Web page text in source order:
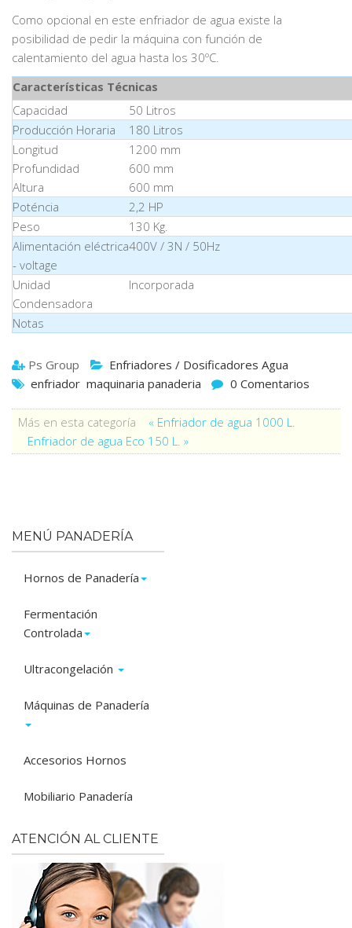
Como opcional en este enfriador de agua existe la
posibilidad de pedir la máquina con función de
calentamiento del agua hasta los 30ºC.
Características Técnicas
Capacidad
50 Litros
Producción Horaria
180 Litros
Longitud
Profundidad
Altura
1200 mm
600 mm
600 mm
Poténcia
2,2 HP
Peso
130 Kg.
Alimentación eléctrica
- voltage
400V / 3N / 50Hz
Unidad
Condensadora
Incorporada
Notas
Ps Group
Enfriadores / Dosificadores Agua
enfriador maquinaria panaderia 0 Comentarios
Más en esta categoría
« Enfriador de agua 1000 L.
Enfriador de agua Eco 150 L. »
MENÚ PANADERÍA
Hornos de Panadería
Fermentación
Controlada
Ultracongelación
Máquinas de Panadería
Accesorios Hornos
Mobiliario Panadería
ATENCIÓN AL CLIENTE